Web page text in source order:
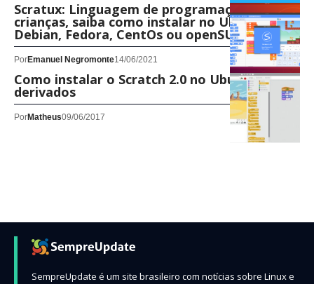
Scratux: Linguagem de programação para
crianças, saiba como instalar no Ubuntu,
Debian, Fedora, CentOs ou openSUSE!
PorEmanuel Negromonte14/06/2021
Como instalar o Scratch 2.0 no Ubuntu e
derivados
PorMatheus09/06/2017
SempreUpdate é um site brasileiro com notícias sobre Linux e